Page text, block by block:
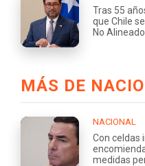
Tras 55
que Chile
No
MÁS DE
NACIONAL
Con celdas
medidas